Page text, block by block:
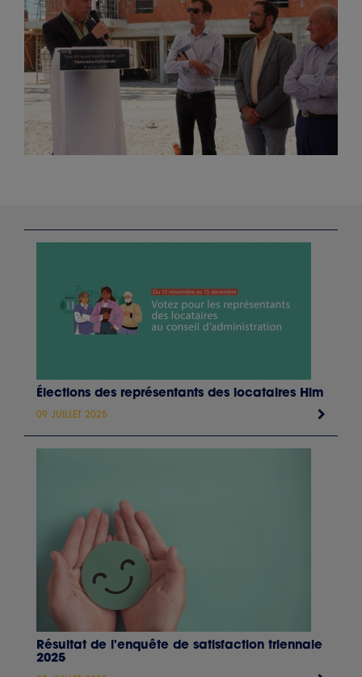
Élections des représentants des locataires Hlm
09 JUILLET 2025
Résultat de l'enquête de satisfaction triennale
2025